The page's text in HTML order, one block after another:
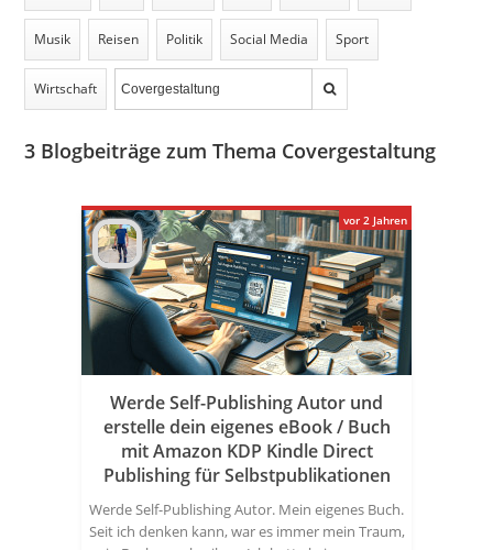
Musik Reisen Politik Social Media Sport
Wirtschaft
3 Blogbeiträge zum Thema Covergestaltung
Werde Self-Publishing Autor und
erstelle dein eigenes eBook / Buch
mit Amazon KDP Kindle Direct
Publishing für Selbstpublikationen
Werde Self-Publishing Autor. Mein eigenes Buch.
Seit ich denken kann, war es immer mein Traum,
vor 2 Jahren